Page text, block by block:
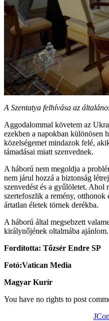
A Szentatya felhívása az
Aggodalommal követem az
ezekben a napokban különösen
közelségemet mindazok felé,
támadásai miatt szenvednek.
A háború nem megoldja a
nem járul hozzá a biztonság
szenvedést és a gyűlöletet. Ahol
szertefoszlik a remény, otthonok
ártatlan életek törnek derékba.
A háború által megsebzett
királynőjének oltalmába ajánlom.
Fordította: Tőzsér Endre SP
Fotó:Vatican Media
Magyar Kurír
You have no rights to post